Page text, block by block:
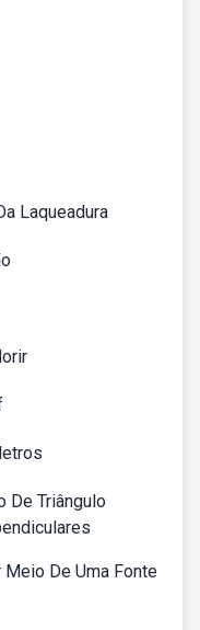
Laqueadura
De Triângulo
De Uma Fonte